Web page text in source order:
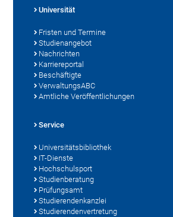
Universität
Fristen und Termine
Studienangebot
Nachrichten
Karriereportal
Beschäftigte
VerwaltungsABC
Amtliche Veröffentlichungen
Service
Universitätsbibliothek
IT-Dienste
Hochschulsport
Studienberatung
Prüfungsamt
Studierendenkanzlei
Studierendenvertretung